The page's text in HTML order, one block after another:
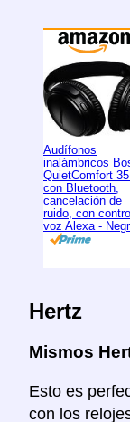
Audífonos
inalámbricos
QuietComfort 35
con Bluetooth,
cancelación de
ruido, con
voz Alexa -
Hertz
Mismos
Esto es
con los